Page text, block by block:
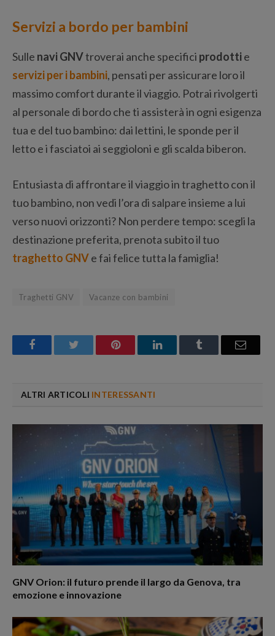
Servizi a bordo per bambini
Sulle navi GNVtroverai anche specifici prodottie
servizi per i bambini, pensati per assicurare loro il
massimo comfort durante il viaggio. Potrai rivolgerti
al personale di bordo che ti assisterà in ogni esigenza
tua e del tuo bambino: dai lettini, le sponde per il
letto e i fasciatoi ai seggioloni e gli scalda biberon.
Entusiasta di affrontare il viaggio in traghetto con il
tuo bambino, non vedi l’ora di salpare insieme a lui
verso nuovi orizzonti? Non perdere tempo: scegli la
destinazione preferita, prenota subito il tuo
traghetto GNVe fai felice tutta la famiglia!
Traghetti GNV Vacanze con bambini
FacebookTwitter Pinterest LinkedInTumblr Email
ALTRI ARTICOLI INTERESSANTI
GNV Orion: il futuro prende il largo da Genova, tra
emozione e innovazione